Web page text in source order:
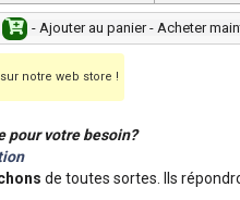
- Ajouter au panier - Acheter
notre web store !
pour votre besoin?
de toutes sortes. Ils